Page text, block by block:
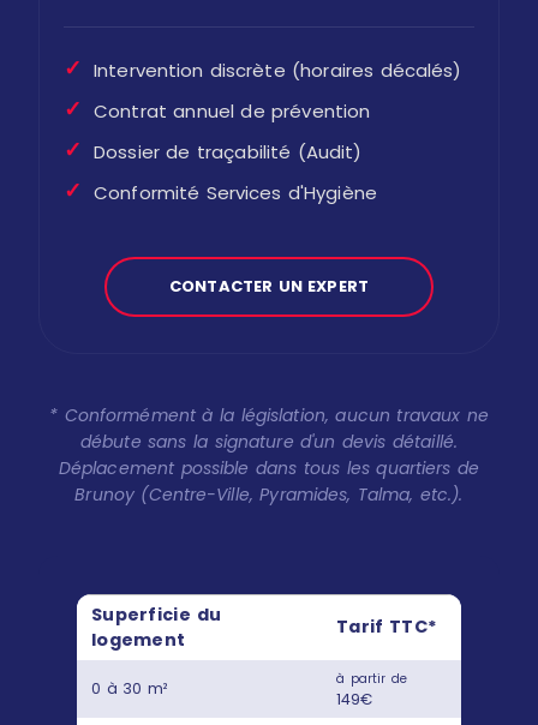
✓ Intervention discrète (horaires décalés)
✓ Contrat annuel de prévention
✓ Dossier de traçabilité (Audit)
✓ Conformité Services d'Hygiène
CONTACTER UN EXPERT
* Conformément à la législation, aucun travaux ne
débute sans la signature d'un devis détaillé.
Déplacement possible dans tous les quartiers de
Brunoy (Centre-Ville, Pyramides, Talma, etc.).
Superficie du
logement
Tarif TTC*
0 à 30 m² à partir de
149€